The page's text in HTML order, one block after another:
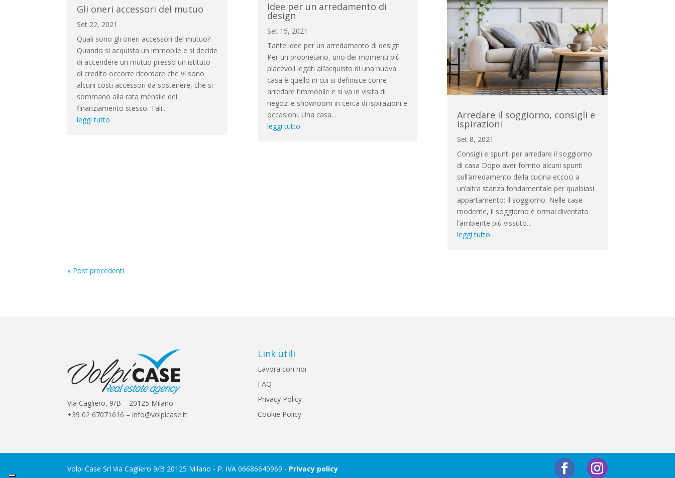
Gli oneri accessori del mutuo
Set 22, 2021
Quali sono gli oneri accessori del mutuo?
Quando si acquista un immobile e si decide
di accendere un mutuo presso un istituto
di credito occorre ricordare che vi sono
alcuni costi accessori da sostenere, che si
sommano alla rata mensile del
finanziamento stesso. Tali...
leggi tutto
Idee per un arredamento di
design
Set 15, 2021
Tante idee per un arredamento di design
Per un proprietario, uno dei momenti più
piacevoli legati all’acquisto di una nuova
casa è quello in cui si definisce come
arredare l’immobile e si va in visita di
negozi e showroom in cerca di ispirazioni e
occasioni. Una casa...
leggi tutto
Arredare il soggiorno, consigli e
ispirazioni
Set 8, 2021
Consigli e spunti per arredare il soggiorno
di casa Dopo aver fornito alcuni spunti
sull’arredamento della cucina eccoci a
un’altra stanza fondamentale per qualsiasi
appartamento: il soggiorno. Nelle case
moderne, il soggiorno è ormai diventato
l’ambiente più vissuto...
leggi tutto
« Post precedenti
Via Cagliero, 9/B – 20125 Milano
+39 02 67071616 – info@volpicase.it
Link utili
Lavora con noi
FAQ
Privacy Policy
Cookie Policy
Volpi Case Srl Via Cagliero 9/B 20125 Milano - P. IVA 06686640969 - Privacy policy